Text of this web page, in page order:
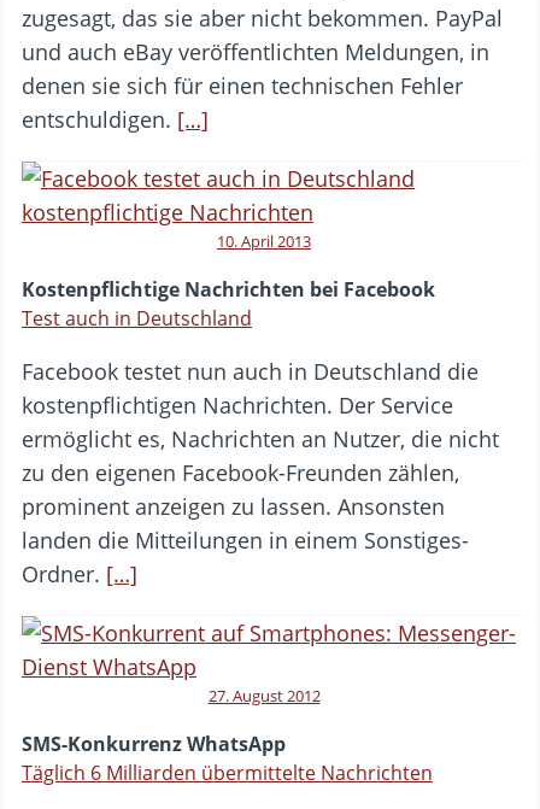
zugesagt, das sie aber nicht bekommen. PayPal
und auch eBay veröffentlichten Meldungen, in
denen sie sich für einen technischen Fehler
entschuldigen. […]
10. April 2013
Kostenpflichtige Nachrichten bei Facebook
Test auch in Deutschland
Facebook testet nun auch in Deutschland die
kostenpflichtigen Nachrichten. Der Service
ermöglicht es, Nachrichten an Nutzer, die nicht
zu den eigenen Facebook-Freunden zählen,
prominent anzeigen zu lassen. Ansonsten
landen die Mitteilungen in einem Sonstiges-
Ordner. […]
27. August 2012
SMS-Konkurrenz WhatsApp
Täglich 6 Milliarden übermittelte Nachrichten